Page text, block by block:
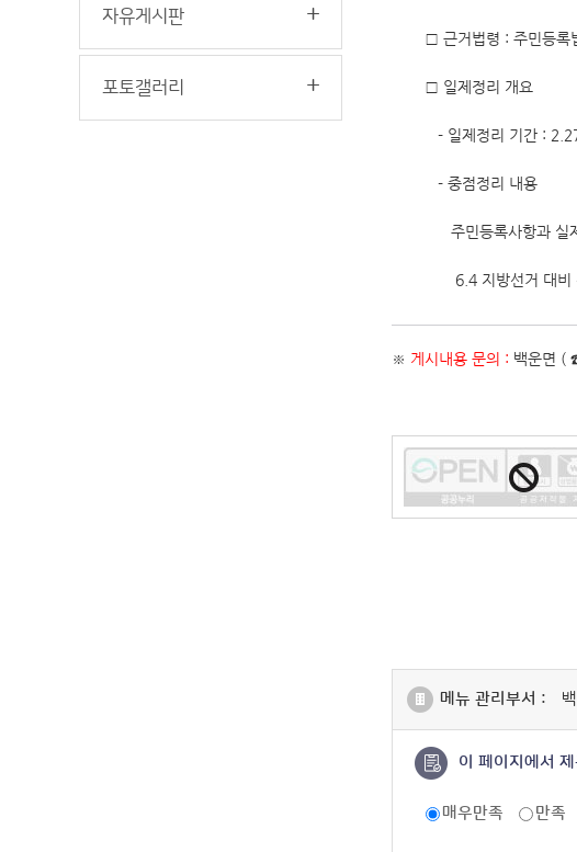
자유게시판
포토갤러리
□ 근거법령 : 주민등록
□ 일제정리 개요
- 일제정리 기간 :
- 중점정리 내용
주민등록사항과 실
6.4 지방선거 대비
※ 게시내용 문의 : 백운면 (
메뉴 관리부서 :
이 페이지에서
매우만족 만족